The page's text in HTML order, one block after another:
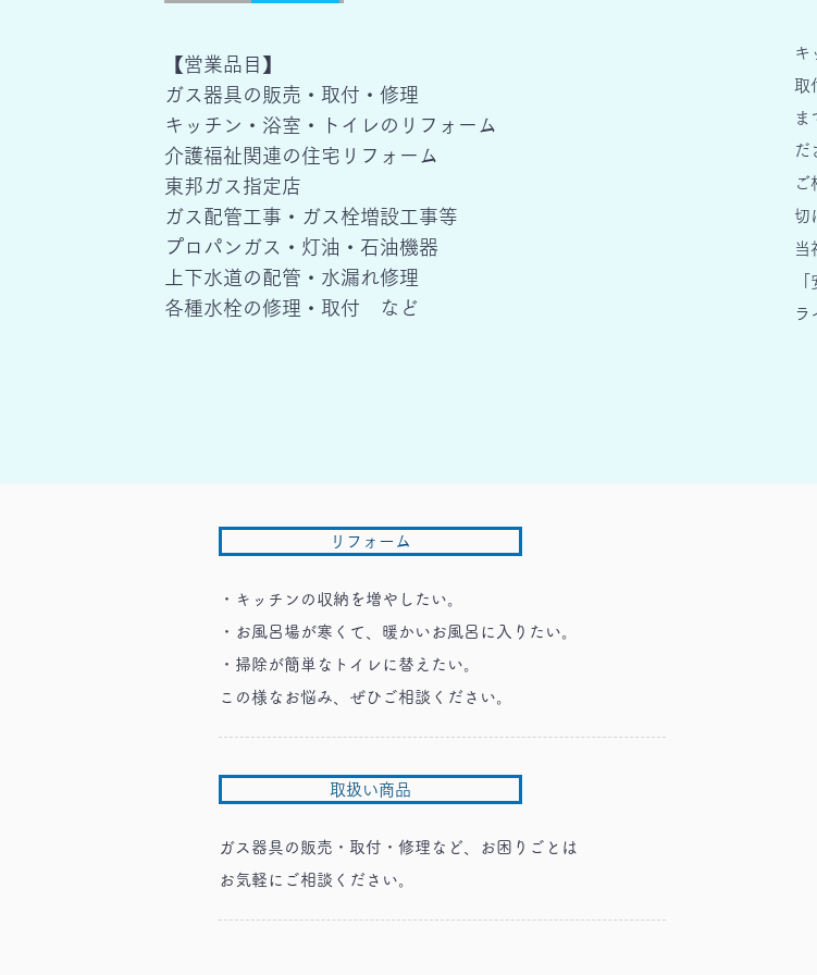
【営業品目】
ガス器具の販売・取付・修理
キッチン・浴室・トイレのリフォーム
介護福祉関連の住宅リフォーム
東邦ガス指定店
ガス配管工事・ガス栓増設工事等
プロパンガス・灯油・石油機器
上下水道の配管・水漏れ修理
各種水栓の修理・取付 など
キ
取
ま
だ
ご
切
当
ラ
リフォーム
・キッチンの収納を増やしたい。
・お風呂場が寒くて、暖かいお風呂に入りたい。
・掃除が簡単なトイレに替えたい。
この様なお悩み、ぜひご相談ください。
取扱い商品
ガス器具の販売・取付・修理など、お困りごとは
​お気軽にご相談ください。